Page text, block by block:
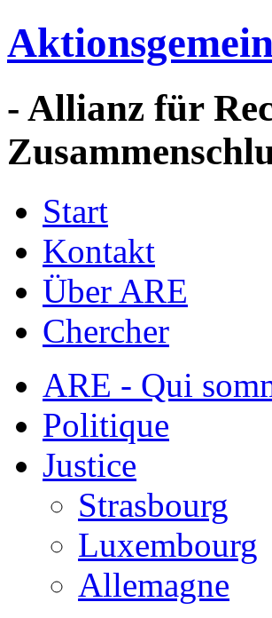
- Allianz für
Start
Kontakt
Über ARE
Chercher
ARE - Qui
Politique
Justice
Strasbourg
Luxembourg
Allemagne